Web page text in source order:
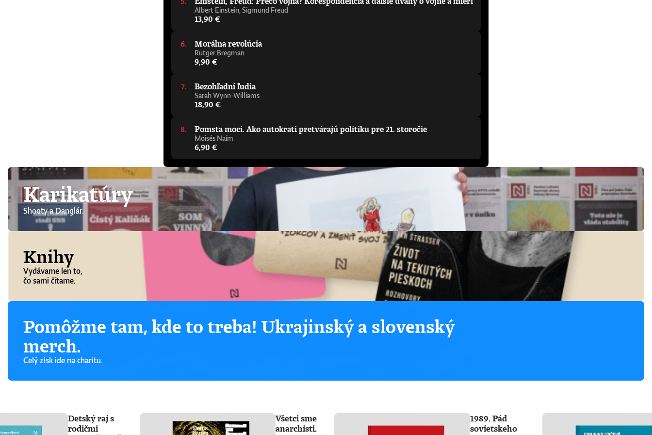
Albert Einstein, Sigmund Freud
13,90 €
Morálna revolúcia
Rutger Bregman
9,90 €
Bezohľadní ľudia
Sarah Wynn-Williams
18,90 €
Pomsta moci. Ako autokrati pretvárajú politiku pre 21. storočie
Moisés Naím
6,90 €
Karikatúry
Shooty a Danglár.
Knihy
Vydávame len to,
čo sami čítame.
Pomôžme tam, kde to treba! Ukrajinský a slovenský
merch.
Celý zisk ide na charitu.
Detský raj s
rodičmi
Všetci sme
anarchisti.
1989. Pád
sovietskeho